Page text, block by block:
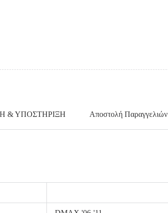
& ΥΠΟΣΤΗΡΙΞΗ Αποστολή Παραγγελιών